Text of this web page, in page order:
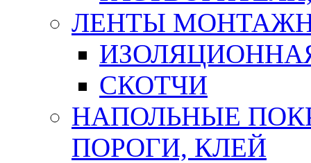
ЛЕНТЫ
СКОТЧИ
НАПОЛЬНЫЕ
ПОРОГИ, КЛЕЙ